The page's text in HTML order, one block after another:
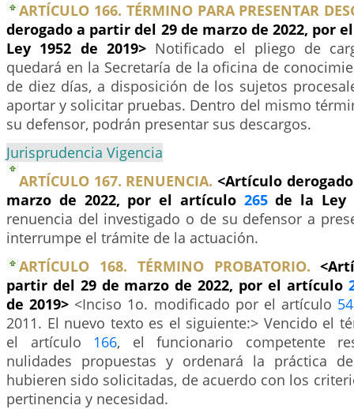
ARTÍCULO 166. TÉRMINO PARA PRESENTAR
derogado a partir del 29 de marzo de 2022, por
Ley 1952 de 2019> Notificado el pliego de
quedará en la Secretaría de la oficina de
de diez días, a disposición de los sujetos
aportar y solicitar pruebas. Dentro del mismo
su defensor, podrán presentar sus descargos.
Jurisprudencia Vigencia
ARTÍCULO 167. RENUENCIA. <Artículo
marzo de 2022, por el artículo 265de la Ley
renuencia del investigado o de su defensor a
interrumpe el trámite de la actuación.
ARTÍCULO 168. TÉRMINO PROBATORIO.
partir del 29 de marzo de 2022, por el artículo
de 2019> <Inciso 1o. modificado por el artículo 54
2011. El nuevo texto es el siguiente:> Vencido el
el artículo 166, el funcionario competente
nulidades propuestas y ordenará la práctica
hubieren sido solicitadas, de acuerdo con los
pertinencia y necesidad.